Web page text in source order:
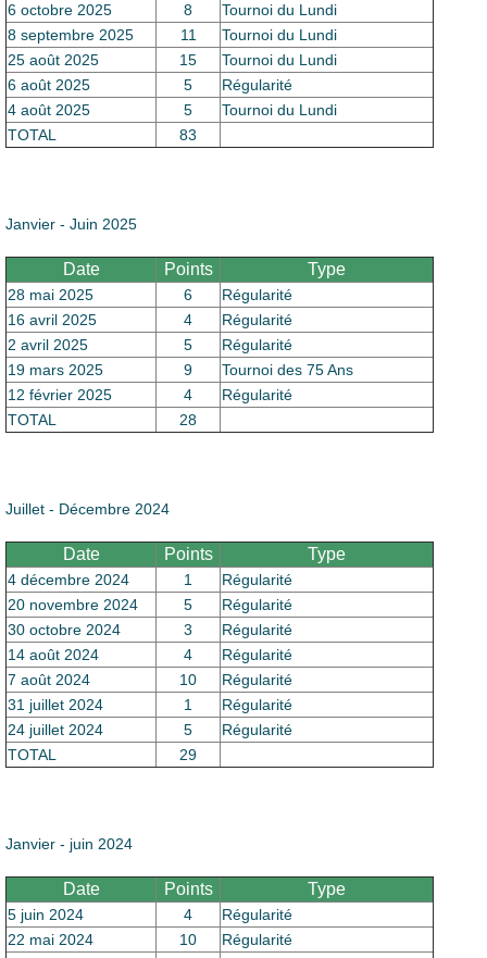
6 octobre 2025
8
Tournoi du Lundi
8 septembre 2025
11
Tournoi du Lundi
25 août 2025
15
Tournoi du Lundi
6 août 2025
5
Régularité
4 août 2025
5
Tournoi du Lundi
TOTAL
83
Janvier - Juin 2025
Date Points Type
28 mai 2025 6
Régularité
16 avril 2025
4
Régularité
2 avril 2025
5
Régularité
19 mars 2025
9
Tournoi des 75 Ans
12 février 2025
4
Régularité
TOTAL
28
Juillet - Décembre 2024
Date Points Type
4 décembre 2024 1
Régularité
20 novembre 2024
5
Régularité
30 octobre 2024
3
Régularité
14 août 2024
4
Régularité
7 août 2024
10
Régularité
31 juillet 2024
1
Régularité
24 juillet 2024
5
Régularité
TOTAL
29
Janvier - juin 2024
Date Points Type
5 juin 2024 4
Régularité
22 mai 2024
10
Régularité